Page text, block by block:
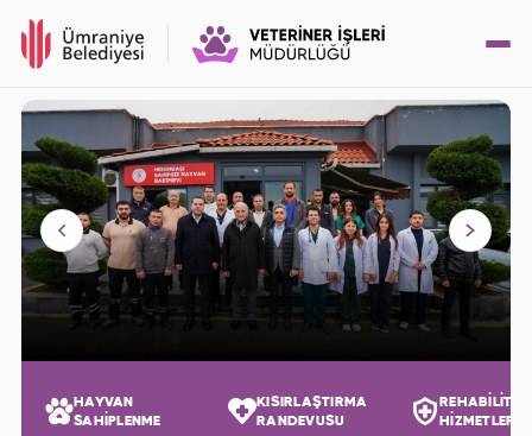
HAYVAN
SAHİPLENME
KISIRLAŞTIRMA
RANDEVUSU
HİZMETLERİ